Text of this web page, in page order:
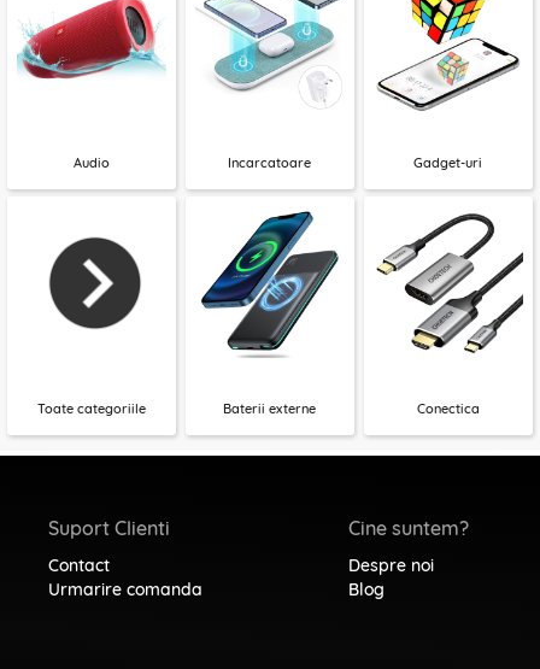
Audio Incarcatoare Gadget-uri
Toate categoriile Baterii externe Conectica
Suport Clienti
Contact
Urmarire comanda
Cine suntem?
Despre noi
Blog